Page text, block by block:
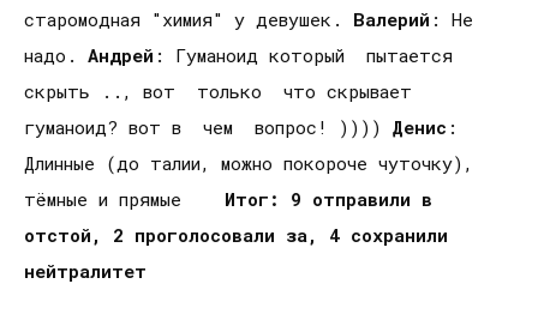
старомодная "химия" у девушек. Валерий : Не
надо. Андрей : Гуманоид который пытается
скрыть .., вот только что скрывает
гуманоид? вот в чем вопрос! )))) Денис :
Длинные (до талии, можно покороче чуточку),
тёмные и прямые Итог: 9 отправили в
отстой, 2 проголосовали за, 4 сохранили
нейтралитет